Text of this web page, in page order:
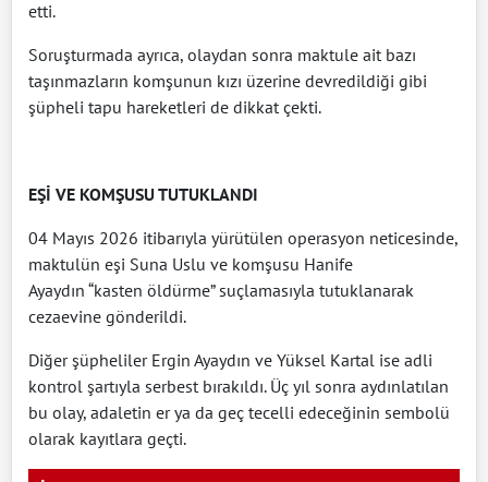
etti.
Soruşturmada ayrıca, olaydan sonra maktule ait bazı
taşınmazların komşunun kızı üzerine devredildiği gibi
şüpheli tapu hareketleri de dikkat çekti.
EŞİ VE KOMŞUSU TUTUKLANDI
04 Mayıs 2026 itibarıyla yürütülen operasyon neticesinde,
maktulün eşi Suna Uslu ve komşusu Hanife
Ayaydın “kasten öldürme” suçlamasıyla tutuklanarak
cezaevine gönderildi.
Diğer şüpheliler Ergin Ayaydın ve Yüksel Kartal ise adli
kontrol şartıyla serbest bırakıldı. Üç yıl sonra aydınlatılan
bu olay, adaletin er ya da geç tecelli edeceğinin sembolü
olarak kayıtlara geçti.